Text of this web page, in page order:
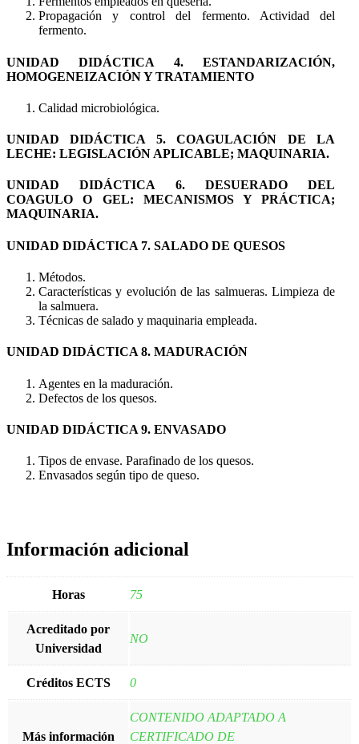
Propagación y control del fermento. Actividad del
fermento.
UNIDAD DIDÁCTICA 4. ESTANDARIZACIÓN,
HOMOGENEIZACIÓN Y TRATAMIENTO
Calidad microbiológica.
UNIDAD DIDÁCTICA 5. COAGULACIÓN DE LA
LECHE: LEGISLACIÓN APLICABLE; MAQUINARIA.
UNIDAD DIDÁCTICA 6. DESUERADO DEL
COAGULO O GEL: MECANISMOS Y PRÁCTICA;
MAQUINARIA.
UNIDAD DIDÁCTICA 7. SALADO DE QUESOS
Métodos.
Características y evolución de las salmueras. Limpieza de
la salmuera.
Técnicas de salado y maquinaria empleada.
UNIDAD DIDÁCTICA 8. MADURACIÓN
Agentes en la maduración.
Defectos de los quesos.
UNIDAD DIDÁCTICA 9. ENVASADO
Tipos de envase. Parafinado de los quesos.
Envasados según tipo de queso.
Información adicional
Horas 75
Acreditado por
Universidad
NO
Créditos ECTS 0
Más información
CONTENIDO ADAPTADO A
CERTIFICADO DE